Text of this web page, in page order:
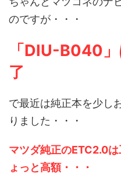
のですが・・・
「DIU-B040
了
で最近は純正本を少し
りました・・・
マツダ純正のETC2.0
ょっと高額・・・